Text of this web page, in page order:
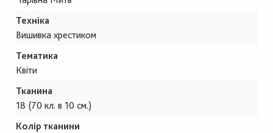
Техніка
Вишивка хрестиком
Тематика
Квіти
Тканина
18 (70 кл. в 10 см.)
Колір тканини